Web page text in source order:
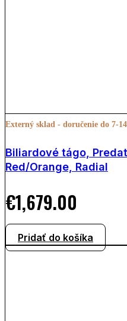
Externý sklad - doručenie do 7-
Biliardové tágo,
Red/Orange, Radial
€1,679.00
Pridať do košíka